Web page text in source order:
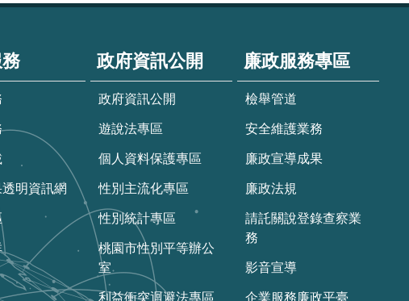
明資訊網
政府資訊公開
政府資訊公開
遊說法專區
個人資料保護專區
性別主流化專區
性別統計專區
桃園市性別平等辦公
室
利益衝突迴避法專區
廉政服務專區
檢舉管道
安全維護業務
廉政宣導成果
廉政法規
請託關說登錄查察業
務
影音宣導
企業服務廉政平臺